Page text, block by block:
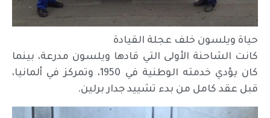
حياة ويلسون خلف عجلة القيادة
كانت الشاحنة الأولى التي قادها ويلسون مدرعة، بينما
كان يؤدي خدمته الوطنية في 1950، وتمركز في ألمانيا،
قبل عقد كامل من بدء تشييد جدار برلين.